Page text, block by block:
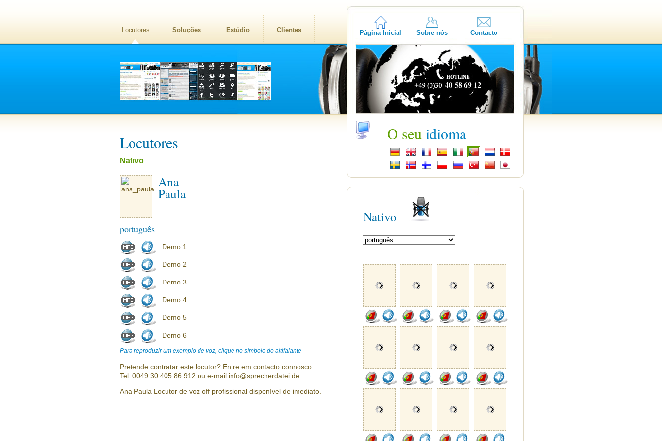
Locutores Soluções Estúdio Clientes Página Inicial Sobre nós Contacto
Locutores
Nativo
Ana
Paula
português
Demo 1
Demo 2
Demo 3
Demo 4
Demo 5
Demo 6
Para reproduzir um exemplo de voz, clique no símbolo do altifalante
Pretende contratar este locutor? Entre em contacto connosco.
Tel. 0049 30 405 86 912 ou e-mail info@sprecherdatei.de
Ana Paula Locutor de voz off profissional disponível de imediato.
O seu idioma
Nativo